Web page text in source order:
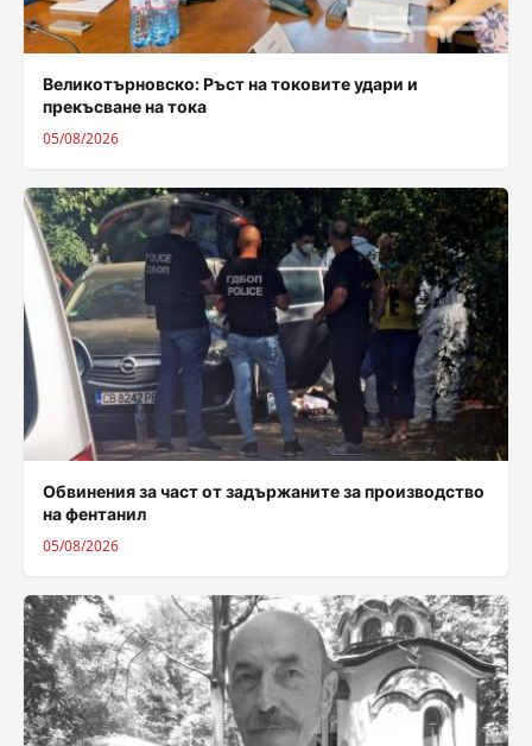
Великотърновско: Ръст на токовите удари и
прекъсване на тока
05/08/2026
Обвинения за част от задържаните за производство
на фентанил
05/08/2026